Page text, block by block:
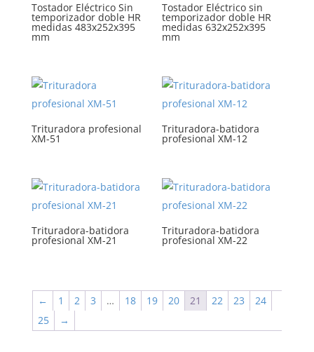
Tostador Eléctrico Sin
temporizador doble HR
medidas 483x252x395
mm
Tostador Eléctrico sin
temporizador doble HR
medidas 632x252x395
mm
Trituradora profesional
XM-51
Trituradora-batidora
profesional XM-12
Trituradora-batidora
profesional XM-21
Trituradora-batidora
profesional XM-22
← 1 2 3 … 18 19 20 21 22 23
24
25
→